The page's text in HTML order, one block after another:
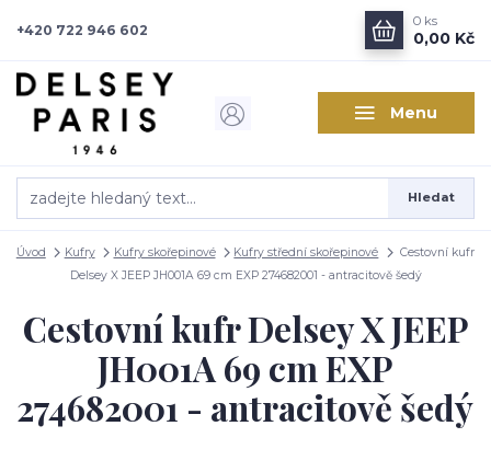
Menu
Hledat
+420 722 946 602
0 ks
0,00 Kč
Úvod Kufry Kufry skořepinové Kufry střední skořepinové
Cestovní kufr
Delsey X JEEP JH001A 69 cm EXP 274682001 - antracitově šedý
Cestovní kufr Delsey X JEEP
JH001A 69 cm EXP
274682001 - antracitově šedý